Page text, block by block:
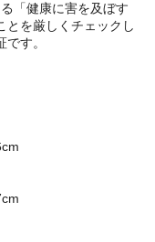
「健康に害を及ぼす
とを厳しくチェックし
す。